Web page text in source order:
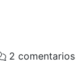
2 comentarios